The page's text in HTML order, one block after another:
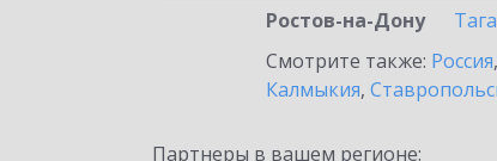
Ростов-на-Дону
Смотрите также: Россия,
Калмыкия,
Партнеры в вашем регионе: